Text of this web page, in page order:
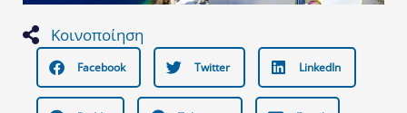
Κοινοποίηση
Facebook Twitter LinkedIn